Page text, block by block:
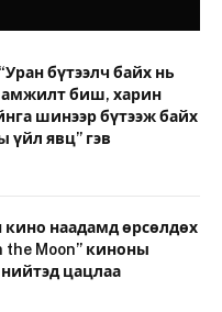
бүтээлч байх нь
амжилт биш, харин
шинээр бүтээж байх
үйл явц” гэв
наадамд өрсөлдөх
the Moon” киноны
цацлаа